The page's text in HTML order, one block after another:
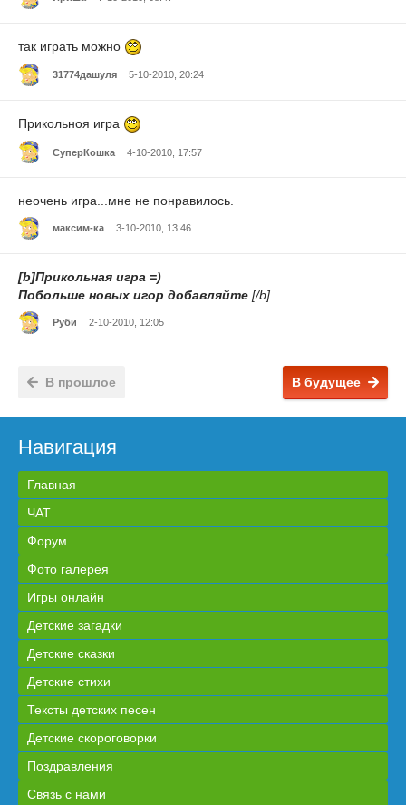
так играть можно
31774дашуля 5-10-2010, 20:24
Прикольноя игра
СуперКошка 4-10-2010, 17:57
неочень игра...мне не понравилось.
максим-ка 3-10-2010, 13:46
[b]Прикольная игра =)
Побольше новых игор добавляйте [/b]
Руби 2-10-2010, 12:05
В будущее
В прошлое
Навигация
Главная
ЧАТ
Форум
Фото галерея
Игры онлайн
Детские загадки
Детские сказки
Детские стихи
Тексты детских песен
Детские скороговорки
Поздравления
Связь с нами